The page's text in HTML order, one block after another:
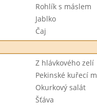
Rohlík s máslem
Jablko
Čaj
Z hlávkového zelí
Pekinské kuřecí
Okurkový salát
Šťáva